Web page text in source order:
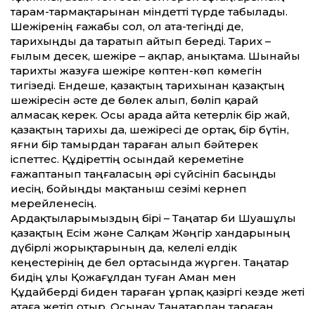
тарам-тармақтарынан міндетті түрде табылады.
Шежіренің ғажабы сол, ол ата-тегіңді де,
тарихыңды да таратып айтып береді. Тарих –
ғылым десек, шежіре – ақпар, анықтама. Шынайы
тарихты жазуға шежіре көптен-көп көмегін
тигізеді. Ендеше, қазақтың тарихынан қазақтың
шежіресін әсте де бөлек алып, бөліп қарай
алмасақ керек. Осы арада айта кетерлік бір жай,
қазақтың тарихы да, шежіресі де ортақ, бір бүтін,
яғни бір тамырдан тараған алып бәйтерек
іспеттес. Құдіреттің осындай кереметіне
ғажаптанып таңғаласың әрі сүйсініп басыңды
иесің, бойыңды мақтаныш сезімі кернеп
мерейленесің.
Ардақтыларымыздың бірі – Таңатар би Шуашұлы
қазақтың Есім және Салқам Жәңгір хандарының
дүбірлі жорықтарының да, келелі елдік
кеңестерінің де бел ортасында жүрген. Таңатар
бидің ұлы Қожағұлдан туған Аман мен
Құдайберді биден тараған ұрпақ қазіргі кезде жеті